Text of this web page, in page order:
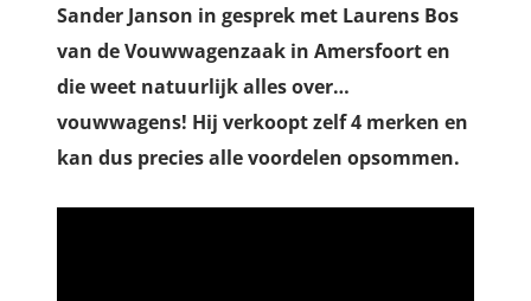
Sander Janson in gesprek met Laurens Bos
van de Vouwwagenzaak in Amersfoort en
die weet natuurlijk alles over…
vouwwagens! Hij verkoopt zelf 4 merken en
kan dus precies alle voordelen opsommen.